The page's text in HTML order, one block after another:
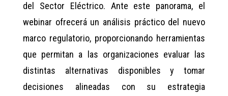
del Sector Eléctrico. Ante este panorama, el
webinar ofrecerá un análisis práctico del nuevo
marco regulatorio, proporcionando herramientas
que permitan a las organizaciones evaluar las
distintas alternativas disponibles y tomar
decisiones alineadas con su estrategia